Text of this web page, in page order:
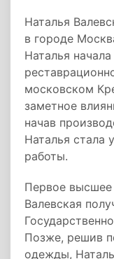
Наталья
в городе
Наталья
московском
заметное
начав
Наталья стала
работы.
Первое высшее
Валевская
Позже, решив
одежды,